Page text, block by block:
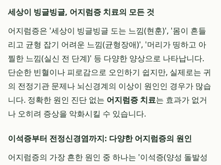
세상이 빙글빙글, 어지럼증 치료의 모든 것
어지럼증은 '세상이 빙글빙글 도는 느낌(현훈)', '몸이 흔들
리고 균형 잡기 어려운 느낌(균형장애)', '머리가 띵하고 아
찔한 느낌(실신 전 단계)' 등 다양한 양상으로 나타납니다.
단순한 빈혈이나 피로감으로 오인하기 쉽지만, 실제로는 귀
의 전정기관 문제나 뇌신경계의 이상이 원인인 경우가 많습
니다. 정확한 원인 진단 없는 어지럼증 치료는 효과가 없거
나 오히려 증상을 악화시킬 수 있습니다.
이석증부터 전정신경염까지: 다양한 어지럼증의 원인
어지럼증의 가장 흔한 원인 중 하나는 '이석증(양성 돌발성